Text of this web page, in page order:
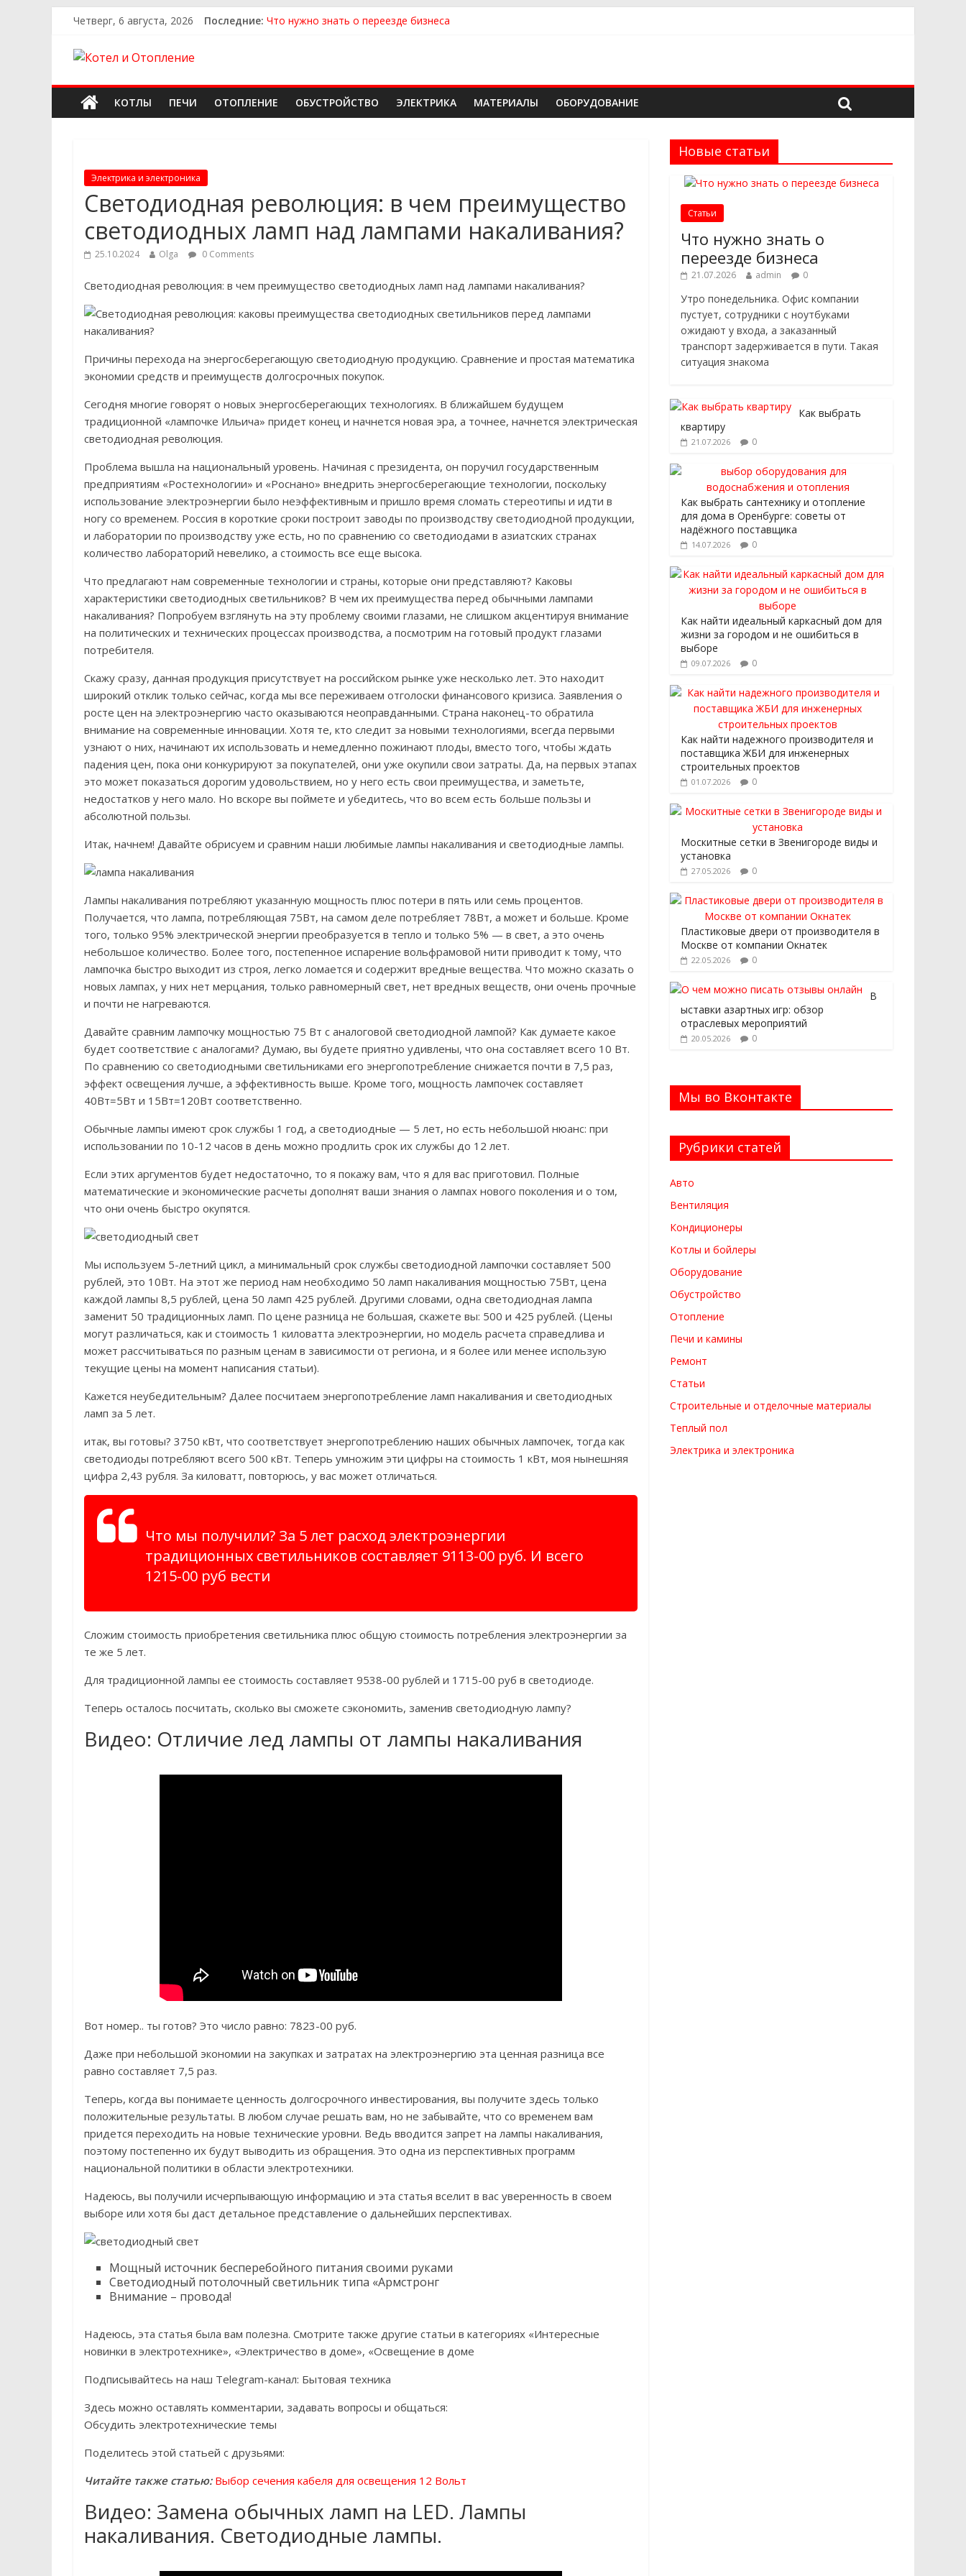
Четверг, 6 августа, 2026 Последние: Что нужно знать о переезде бизнеса
Как найти надежного производителя и поставщика ЖБИ для инженерных строительных проектов
КОТЛЫ
ПЕЧИ ОТОПЛЕНИЕ ОБУСТРОЙСТВО ЭЛЕКТРИКА МАТЕРИАЛЫ ОБОРУДОВАНИЕ
Электрика и электроника
Светодиодная революция: в чем преимущество
светодиодных ламп над лампами накаливания?
25.10.2024 Olga 0 Comments
Светодиодная революция: в чем преимущество светодиодных ламп над лампами накаливания?
Причины перехода на энергосберегающую светодиодную продукцию. Сравнение и простая математика
экономии средств и преимуществ долгосрочных покупок.
Сегодня многие говорят о новых энергосберегающих технологиях. В ближайшем будущем
традиционной «лампочке Ильича» придет конец и начнется новая эра, а точнее, начнется электрическая
светодиодная революция.
Проблема вышла на национальный уровень. Начиная с президента, он поручил государственным
предприятиям «Ростехнологии» и «Роснано» внедрить энергосберегающие технологии, поскольку
использование электроэнергии было неэффективным и пришло время сломать стереотипы и идти в
ногу со временем. Россия в короткие сроки построит заводы по производству светодиодной продукции,
и лаборатории по производству уже есть, но по сравнению со светодиодами в азиатских странах
количество лабораторий невелико, а стоимость все еще высока.
Что предлагают нам современные технологии и страны, которые они представляют? Каковы
характеристики светодиодных светильников? В чем их преимущества перед обычными лампами
накаливания? Попробуем взглянуть на эту проблему своими глазами, не слишком акцентируя внимание
на политических и технических процессах производства, а посмотрим на готовый продукт глазами
потребителя.
Скажу сразу, данная продукция присутствует на российском рынке уже несколько лет. Это находит
широкий отклик только сейчас, когда мы все переживаем отголоски финансового кризиса. Заявления о
росте цен на электроэнергию часто оказываются неоправданными. Страна наконец-то обратила
внимание на современные инновации. Хотя те, кто следит за новыми технологиями, всегда первыми
узнают о них, начинают их использовать и немедленно пожинают плоды, вместо того, чтобы ждать
падения цен, пока они конкурируют за покупателей, они уже окупили свои затраты. Да, на первых этапах
это может показаться дорогим удовольствием, но у него есть свои преимущества, и заметьте,
недостатков у него мало. Но вскоре вы поймете и убедитесь, что во всем есть больше пользы и
абсолютной пользы.
Итак, начнем! Давайте обрисуем и сравним наши любимые лампы накаливания и светодиодные лампы.
Лампы накаливания потребляют указанную мощность плюс потери в пять или семь процентов.
Получается, что лампа, потребляющая 75Вт, на самом деле потребляет 78Вт, а может и больше. Кроме
того, только 95% электрической энергии преобразуется в тепло и только 5% — в свет, а это очень
небольшое количество. Более того, постепенное испарение вольфрамовой нити приводит к тому, что
лампочка быстро выходит из строя, легко ломается и содержит вредные вещества. Что можно сказать о
новых лампах, у них нет мерцания, только равномерный свет, нет вредных веществ, они очень прочные
и почти не нагреваются.
Давайте сравним лампочку мощностью 75 Вт с аналоговой светодиодной лампой? Как думаете какое
будет соответствие с аналогами? Думаю, вы будете приятно удивлены, что она составляет всего 10 Вт.
По сравнению со светодиодными светильниками его энергопотребление снижается почти в 7,5 раз,
эффект освещения лучше, а эффективность выше. Кроме того, мощность лампочек составляет
40Вт=5Вт и 15Вт=120Вт соответственно.
Обычные лампы имеют срок службы 1 год, а светодиодные — 5 лет, но есть небольшой нюанс: при
использовании по 10-12 часов в день можно продлить срок их службы до 12 лет.
Если этих аргументов будет недостаточно, то я покажу вам, что я для вас приготовил. Полные
математические и экономические расчеты дополнят ваши знания о лампах нового поколения и о том,
что они очень быстро окупятся.
Мы используем 5-летний цикл, а минимальный срок службы светодиодной лампочки составляет 500
рублей, это 10Вт. На этот же период нам необходимо 50 ламп накаливания мощностью 75Вт, цена
каждой лампы 8,5 рублей, цена 50 ламп 425 рублей. Другими словами, одна светодиодная лампа
заменит 50 традиционных ламп. По цене разница не большая, скажете вы: 500 и 425 рублей. (Цены
могут различаться, как и стоимость 1 киловатта электроэнергии, но модель расчета справедлива и
может рассчитываться по разным ценам в зависимости от региона, и я более или менее использую
текущие цены на момент написания статьи).
Кажется неубедительным? Далее посчитаем энергопотребление ламп накаливания и светодиодных
ламп за 5 лет.
итак, вы готовы? 3750 кВт, что соответствует энергопотреблению наших обычных лампочек, тогда как
светодиоды потребляют всего 500 кВт. Теперь умножим эти цифры на стоимость 1 кВт, моя нынешняя
цифра 2,43 рубля. За киловатт, повторюсь, у вас может отличаться.
Что мы получили? За 5 лет расход электроэнергии
традиционных светильников составляет 9113-00 руб. И всего
1215-00 руб вести
Сложим стоимость приобретения светильника плюс общую стоимость потребления электроэнергии за
те же 5 лет.
Для традиционной лампы ее стоимость составляет 9538-00 рублей и 1715-00 руб в светодиоде.
Теперь осталось посчитать, сколько вы сможете сэкономить, заменив светодиодную лампу?
Видео: Отличие лед лампы от лампы накаливания
Вот номер.. ты готов? Это число равно: 7823-00 руб.
Даже при небольшой экономии на закупках и затратах на электроэнергию эта ценная разница все
равно составляет 7,5 раз.
Теперь, когда вы понимаете ценность долгосрочного инвестирования, вы получите здесь только
положительные результаты. В любом случае решать вам, но не забывайте, что со временем вам
придется переходить на новые технические уровни. Ведь вводится запрет на лампы накаливания,
поэтому постепенно их будут выводить из обращения. Это одна из перспективных программ
национальной политики в области электротехники.
Надеюсь, вы получили исчерпывающую информацию и эта статья вселит в вас уверенность в своем
выборе или хотя бы даст детальное представление о дальнейших перспективах.
Мощный источник бесперебойного питания своими руками
Светодиодный потолочный светильник типа «Армстронг
Внимание – провода!
Надеюсь, эта статья была вам полезна. Смотрите также другие статьи в категориях «Интересные
новинки в электротехнике», «Электричество в доме», «Освещение в доме
Подписывайтесь на наш Telegram-канал: Бытовая техника
Здесь можно оставлять комментарии, задавать вопросы и общаться:
Обсудить электротехнические темы
Поделитесь этой статьей с друзьями:
Читайте также статью: Выбор сечения кабеля для освещения 12 Вольт
Видео: Замена обычных ламп на LED. Лампы
накаливания. Светодиодные лампы.
Новые статьи
Статьи
Что нужно знать о
переезде бизнеса
21.07.2026 admin 0
Утро понедельника. Офис компании
пустует, сотрудники с ноутбуками
ожидают у входа, а заказанный
транспорт задерживается в пути. Такая
ситуация знакома
Как выбрать
квартиру
21.07.2026 0
Как выбрать сантехнику и отопление
для дома в Оренбурге: советы от
надёжного поставщика
14.07.2026 0
Как найти идеальный каркасный дом для
жизни за городом и не ошибиться в
выборе
09.07.2026 0
Как найти надежного производителя и
поставщика ЖБИ для инженерных
строительных проектов
01.07.2026 0
Москитные сетки в Звенигороде виды и
установка
27.05.2026 0
Пластиковые двери от производителя в
Москве от компании Окнатек
22.05.2026 0
В
ыставки азартных игр: обзор
отраслевых мероприятий
20.05.2026 0
Мы во Вконтакте
Рубрики статей
Авто
Вентиляция
Кондиционеры
Котлы и бойлеры
Оборудование
Обустройство
Отопление
Печи и камины
Ремонт
Статьи
Строительные и отделочные материалы
Теплый пол
Электрика и электроника